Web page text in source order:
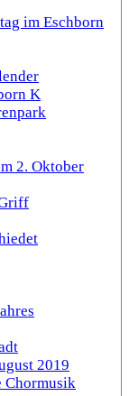
im Eschborn
K
2. Oktober
2019
Chormusik